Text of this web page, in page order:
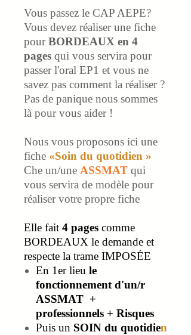
Vous passez le CAP AEPE?
Vous devez réaliser une fiche
pourBORDEAUX en 4
pages qui vous servira pour
passer l'oral EP1 et vous ne
savez pas comment la réaliser ?
Pas de panique nous sommes
là pour vous aider !
Nous vous proposons ici une
fiche «Soin du quotidien »
Che un/une ASSMAT qui
vous servira de modèle pour
réaliser votre propre fiche
Elle fait 4 pages comme
BORDEAUX le demande et
respecte la trame IMPOSÉE
En 1er lieu le
fonctionnement d'un/r
ASSMAT +
professionnels + Risques
Puis un SOIN du quotidien